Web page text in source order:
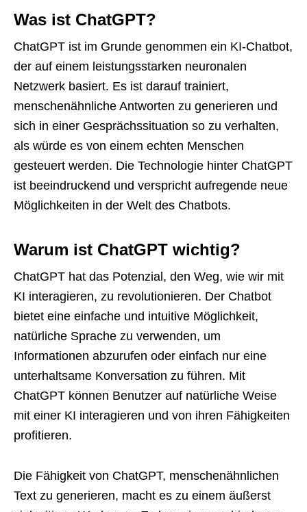
Was ist ChatGPT?
ChatGPT ist im Grunde genommen ein KI-Chatbot,
der auf einem leistungsstarken neuronalen
Netzwerk basiert. Es ist darauf trainiert,
menschenähnliche Antworten zu generieren und
sich in einer Gesprächssituation so zu verhalten,
als würde es von einem echten Menschen
gesteuert werden. Die Technologie hinter ChatGPT
ist beeindruckend und verspricht aufregende neue
Möglichkeiten in der Welt des Chatbots.
Warum ist ChatGPT wichtig?
ChatGPT hat das Potenzial, den Weg, wie wir mit
KI interagieren, zu revolutionieren. Der Chatbot
bietet eine einfache und intuitive Möglichkeit,
natürliche Sprache zu verwenden, um
Informationen abzurufen oder einfach nur eine
unterhaltsame Konversation zu führen. Mit
ChatGPT können Benutzer auf natürliche Weise
mit einer KI interagieren und von ihren Fähigkeiten
profitieren.
Die Fähigkeit von ChatGPT, menschenähnlichen
Text zu generieren, macht es zu einem äußerst